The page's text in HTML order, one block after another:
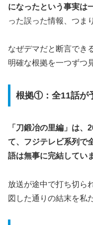
になったという事実は
った誤った情報、つま
なぜデマだと断言でき
明確な根拠を一つずつ
根拠①：全11話が
「刀鍛冶の里編」は
て、フジテレビ系列で
語は無事に完結してい
放送が途中で打ち切ら
図した通りの結末を私